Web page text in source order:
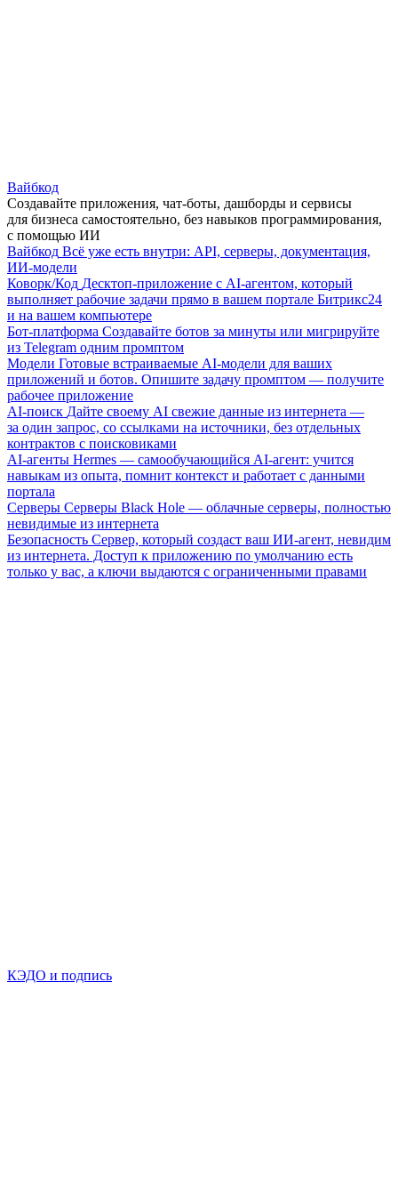
Вайбкод
Создавайте приложения, чат-боты, дашборды и сервисы
для бизнеса самостоятельно, без навыков программирования,
с помощью ИИ
Вайбкод Всё уже есть внутри: API, серверы, документация,
ИИ-модели
Коворк/Код Десктоп-приложение с AI-агентом, который
выполняет рабочие задачи прямо в вашем портале Битрикс24
и на вашем компьютере
Бот-платформа Создавайте ботов за минуты или мигрируйте
из Telegram одним промптом
Модели Готовые встраиваемые AI-модели для ваших
приложений и ботов. Опишите задачу промптом — получите
рабочее приложение
AI-поиск Дайте своему AI свежие данные из интернета —
за один запрос, со ссылками на источники, без отдельных
контрактов с поисковиками
AI-агенты Hermes — самообучающийся AI-агент: учится
навыкам из опыта, помнит контекст и работает с данными
портала
Серверы Серверы Black Hole — облачные серверы, полностью
невидимые из интернета
Безопасность Сервер, который создаст ваш ИИ-агент, невидим
из интернета. Доступ к приложению по умолчанию есть
только у вас, а ключи выдаются с ограниченными правами
КЭДО и подпись